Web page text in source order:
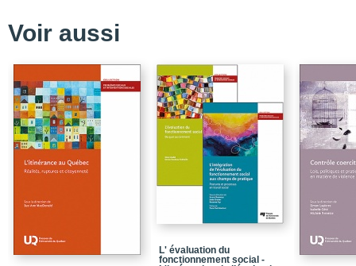
Voir aussi
L' évaluation du
fonctionnement social -